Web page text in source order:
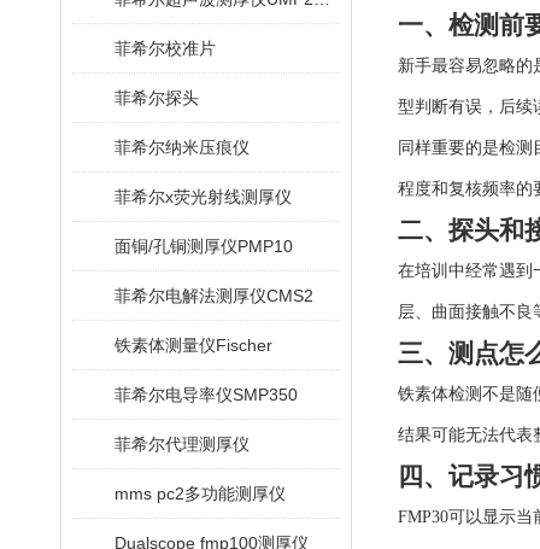
菲希尔校准片
菲希尔探头
菲希尔纳米压痕仪
菲希尔x荧光射线测厚仪
面铜/孔铜测厚仪PMP10
菲希尔电解法测厚仪CMS2
铁素体测量仪Fischer
菲希尔电导率仪SMP350
菲希尔代理测厚仪
mms pc2多功能测厚仪
Dualscope fmp100测厚仪
一、检测前
新手最容易忽略的
型判断有误，后续
同样重要的是检
程度和复核频率的
二、探头和
在培训中经常遇到
层、曲面接触不良
三、测点怎
铁素体检测不是随
结果可能无法代表
四、记录习
FMP30可以显示